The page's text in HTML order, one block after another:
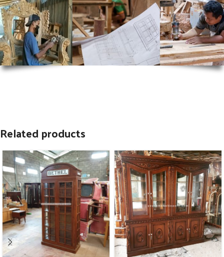
Related products